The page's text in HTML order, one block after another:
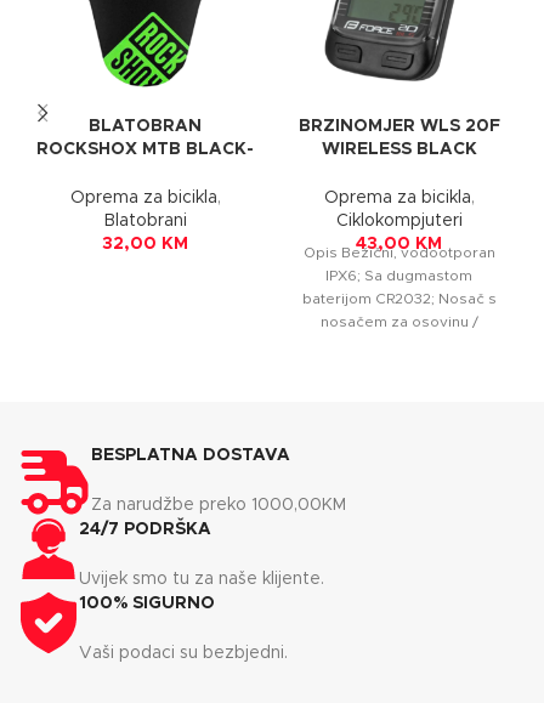
BLATOBRAN
ROCKSHOX MTB BLACK-
Oprema za bicikla,
Blatobrani
32,00 KM
BRZINOMJER WLS 20F
WIRELESS BLACK
Oprema za bicikla,
Ciklokompjuteri
43,00 KM
Opis Bežični, vodootporan
IPX6; Sa dugmastom
baterijom CR2032; Nosač s
nosačem za osovinu /
BESPLATNA DOSTAVA
Za narudžbe preko 1000,00KM
24/7 PODRŠKA
Uvijek smo tu za naše klijente.
100% SIGURNO
Vaši podaci su bezbjedni.